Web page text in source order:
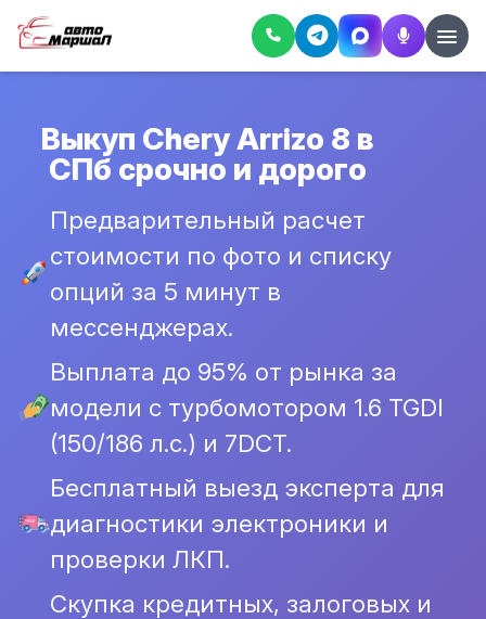
Выкуп Chery Arrizo 8 в
СПб срочно и дорого
Предварительный расчет
стоимости по фото и списку
опций за 5 минут в
мессенджерах.
Выплата до 95% от рынка за
модели с турбомотором 1.6 TGDI
(150/186 л.с.) и 7DCT.
Бесплатный выезд эксперта для
диагностики электроники и
проверки ЛКП.
Скупка кредитных, залоговых и